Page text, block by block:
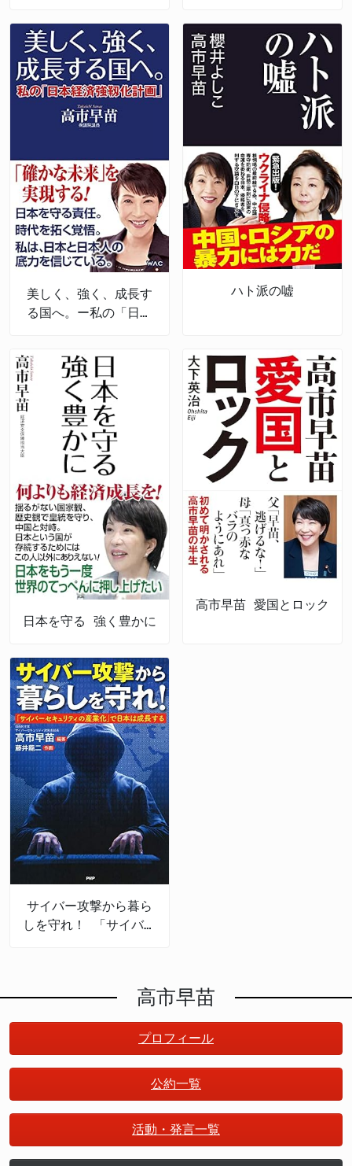
美しく、強く、成長す
る国へ。ー私の「日本
ハト派の嘘
日本を守る 強く豊かに
高市早苗 愛国とロック
サイバー攻撃から暮ら
しを守れ！ 「サイバー
高市早苗
プロフィール
公約一覧
活動・発言一覧